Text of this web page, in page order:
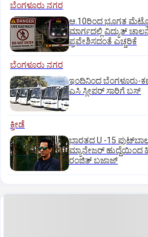
ಬೆಂಗಳೂರು ನಗರ
ಆ.10ರಿಂದ ಭೂಗತ
ಮಾರ್ಗದಲ್ಲಿ ವಿದ್ಯುತ್‌
ಪ್ರವೇಶಿಸದಂತೆ ಎಚ್ಚರಿಕೆ
ಬೆಂಗಳೂರು ನಗರ
ಇಂದಿನಿಂದ ಬೆಂಗಳೂರು-
ಎಸಿ ಸ್ಲೀಪರ್‌ ಸಾರಿಗೆ ಬಸ್‌
ಕ್ರೀಡೆ
ಭಾರತದ U -15
ಮ್ಯಾನೇಜರ್‌ ಹುದ್ದೆಯಿಂದ
ರಂಜಿತ್‌ ಬಜಾಜ್‌